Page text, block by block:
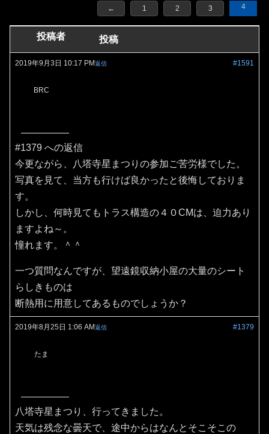
← 1 2 3 4
投稿者 投稿
2019年9月3日 10:17 PM #1591
返信
BRC
#1379 への返信
今更ながら、八塔寺星まつりの参加ご苦労様でした。
写真を見て、当方も行けば良かったと後悔しておりま
す。
しかし、何時見てもトラス構造の４０CMは、迫力あり
ますよね～。
憧れます。＾＾
一つ質問なんですが、望遠鏡収納小屋の大量のシート
らしきものは
断熱用に用意してあるものでしょうか？
2019年8月25日 1:06 AM #1379
返信
たま
八塔寺星まつり、行ってきました。
天気は残念な曇天で、途中からはなんとそこそこの